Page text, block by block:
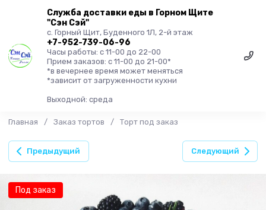
Служба доставки еды в Горном Щите
"Сэн Сэй"
с. Горный Щит, Буденного 1Л, 2-й этаж
+7-952-739-06-96
Часы работы: с 11-00 до 22-00
Прием заказов: с 11-00 до 21-00*
*в вечернее время может меняться
*зависит от загруженности кухни
Выходной: среда
Главная / Заказ тортов / Торт под заказ
Предыдущий Следующий
Под заказ